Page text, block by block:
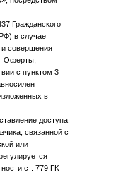
Гражданского
в случае
и совершения
Оферты,
с пунктом 3
в
доступа
связанной с
или
ст. 779 ГК